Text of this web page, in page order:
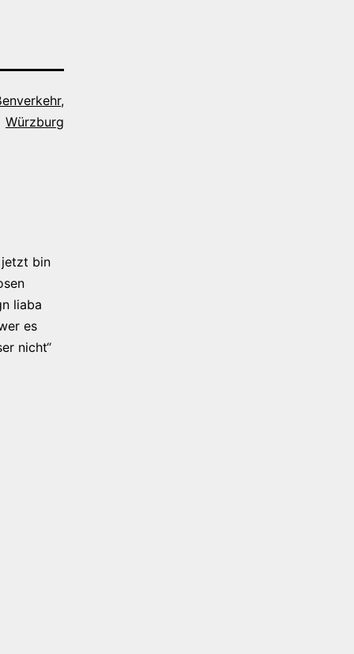
,
Würzburg
bin
liaba
es
nicht“